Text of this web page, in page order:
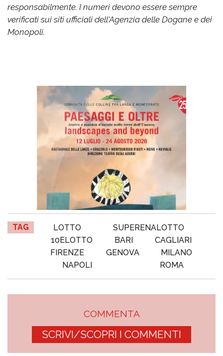
responsabilmente. I numeri devono essere sempre
verificati sui siti ufficiali dell'Agenzia delle Dogane e dei
Monopoli.
TAG LOTTO
SUPERENALOTTO
10ELOTTO
BARI
CAGLIARI
FIRENZE
GENOVA
MILANO
NAPOLI
ROMA
COMMENTA
SCRIVI/SCOPRI I COMMENTI